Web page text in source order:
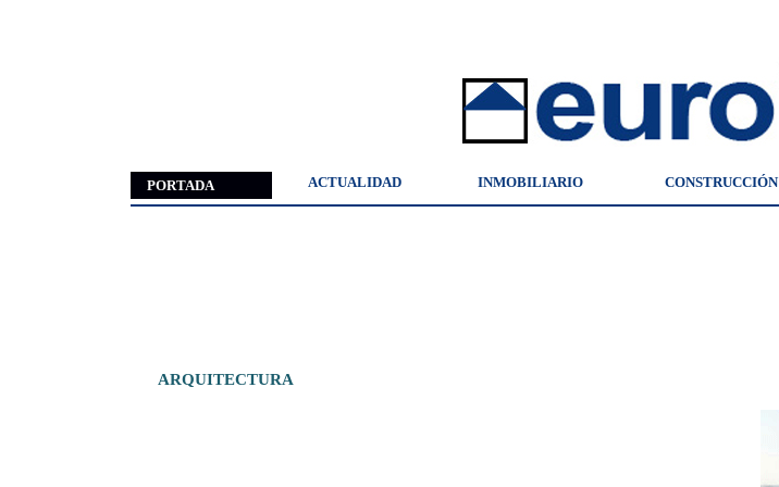
PORTADA ACTUALIDAD INMOBILIARIO CONSTRUCCIÓN
ARQUITECTURA